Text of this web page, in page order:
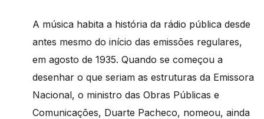
A música habita a história da rádio pública desde
antes mesmo do início das emissões regulares,
em agosto de 1935. Quando se começou a
desenhar o que seriam as estruturas da Emissora
Nacional, o ministro das Obras Públicas e
Comunicações, Duarte Pacheco, nomeou, ainda